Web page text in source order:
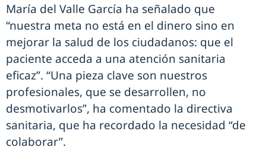
María del Valle García ha señalado que
“nuestra meta no está en el dinero sino en
mejorar la salud de los ciudadanos: que el
paciente acceda a una atención sanitaria
eficaz”. “Una pieza clave son nuestros
profesionales, que se desarrollen, no
desmotivarlos”, ha comentado la directiva
sanitaria, que ha recordado la necesidad “de
colaborar”.